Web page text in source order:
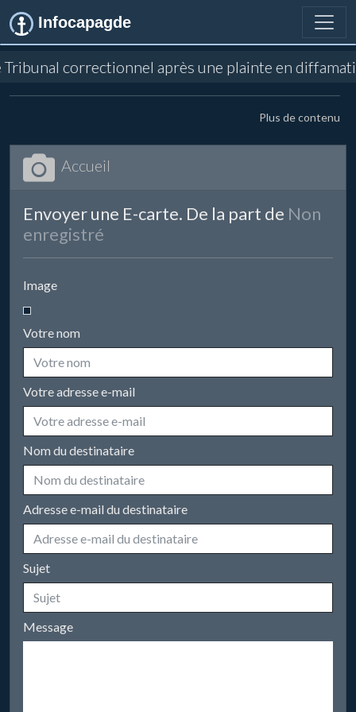
Infocapagde
correctionnel après une plainte en
Plus de contenu
Accueil
Envoyer une E-carte. De la part de Non
enregistré
Image
Votre nom
Votre adresse e-mail
Nom du destinataire
Adresse e-mail du destinataire
Sujet
Message